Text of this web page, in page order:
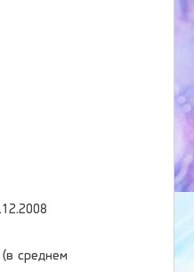
среднем